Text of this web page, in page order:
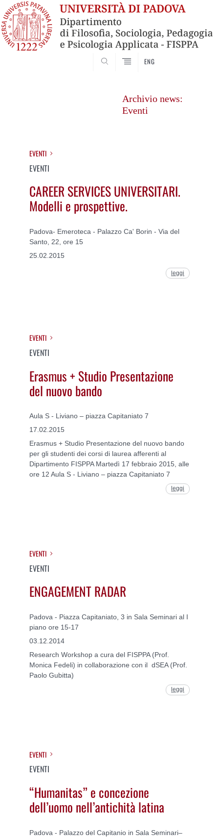
ENG
Archivio news:
Eventi
EVENTI
EVENTI
CAREER SERVICES UNIVERSITARI.
Modelli e prospettive.
Padova- Emeroteca - Palazzo Ca' Borin - Via del
Santo, 22, ore 15
25.02.2015
leggi
EVENTI
EVENTI
Erasmus + Studio Presentazione
del nuovo bando
Aula S - Liviano – piazza Capitaniato 7
17.02.2015
Erasmus + Studio Presentazione del nuovo bando
per gli studenti dei corsi di laurea afferenti al
Dipartimento FISPPA Martedì 17 febbraio 2015, alle
ore 12 Aula S - Liviano – piazza Capitaniato 7
leggi
EVENTI
EVENTI
ENGAGEMENT RADAR
Padova - Piazza Capitaniato, 3 in Sala Seminari al I
piano ore 15-17
03.12.2014
Research Workshop a cura del FISPPA (Prof.
Monica Fedeli) in collaborazione con il dSEA (Prof.
Paolo Gubitta)
leggi
EVENTI
EVENTI
“Humanitas” e concezione
dell’uomo nell’antichità latina
Padova - Palazzo del Capitanio in Sala Seminari–